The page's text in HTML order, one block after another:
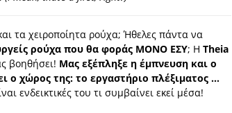
τα χειροποίητα ρούχα; Ήθελες πάντα να
ρούχα που θα φοράς ΜΟΝΟ ΕΣΥ; Η Theia
βοηθήσει! Μας εξέπληξε η έμπνευση και ο
ο χώρος της: το εργαστήριο πλέξιματος …
ενδεικτικές του τι συμβαίνει εκεί μέσα!